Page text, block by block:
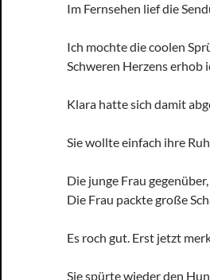
Im Fernsehen lief die
Ich mochte die coolen
Schweren Herzens erhob
Klara hatte sich damit
Sie wollte einfach ihre
Die junge Frau
Die Frau packte große
Es roch gut. Erst jetzt
Sie spürte wieder den